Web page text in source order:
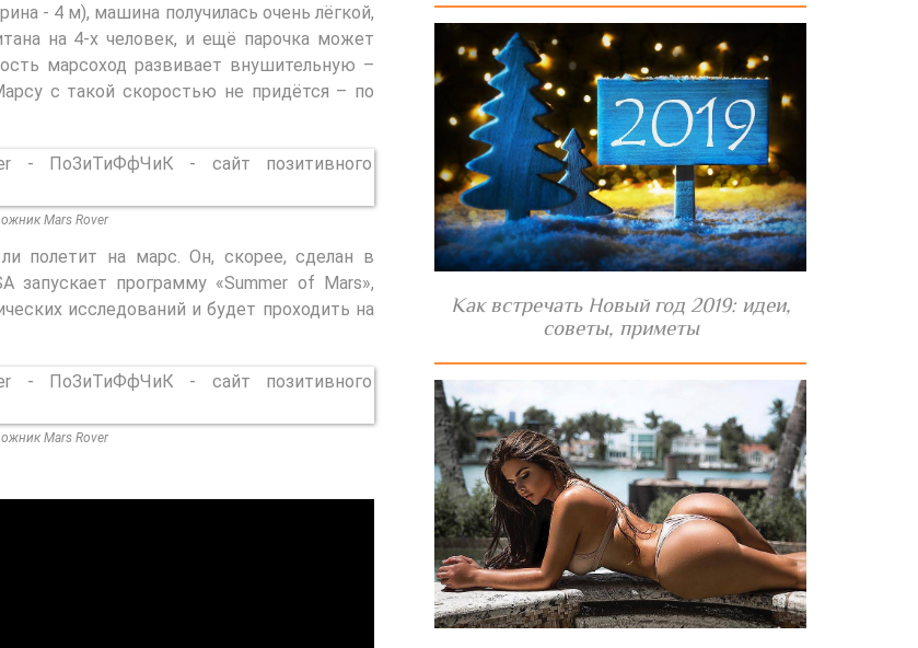
- 4 м), машина получилась очень лёгкой,
на 4-х человек, и ещё парочка может
марсоход развивает внушительную –
с такой скоростью не придётся – по
Mars Rover
полетит на марс. Он, скорее, сделан в
запускает программу «Summer of Mars»,
исследований и будет проходить на
Mars Rover
Как встречать Новый год 2019: идеи,
советы, приметы